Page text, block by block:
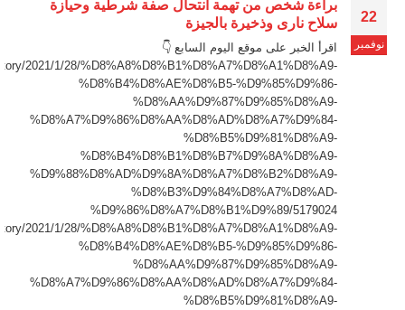
22
نوفمبر
براءة شخص من تهمة انتحال صفة شرطية وحيازة
سلاح نارى وذخيرة بالجيزة
اقرأ الخبر على موقع اليوم السابع 👇
2021/1/28/%D8%A8%D8%B1%D8%A7%D8%A1%D8%A9-
%D8%B4%D8%AE%D8%B5-%D9%85%D9%86-
%D8%AA%D9%87%D9%85%D8%A9-
%D8%A7%D9%86%D8%AA%D8%AD%D8%A7%D9%84-
%D8%B5%D9%81%D8%A9-
%D8%B4%D8%B1%D8%B7%D9%8A%D8%A9-
%D9%88%D8%AD%D9%8A%D8%A7%D8%B2%D8%A9-
%D8%B3%D9%84%D8%A7%D8%AD-
%D9%86%D8%A7%D8%B1%D9%89/5179024
2021/1/28/%D8%A8%D8%B1%D8%A7%D8%A1%D8%A9-
%D8%B4%D8%AE%D8%B5-%D9%85%D9%86-
%D8%AA%D9%87%D9%85%D8%A9-
%D8%A7%D9%86%D8%AA%D8%AD%D8%A7%D9%84-
%D8%B5%D9%81%D8%A9-